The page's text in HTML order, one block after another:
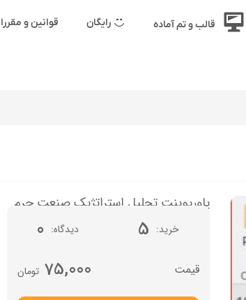
قالب و تم آماده رایگان قوانین و
پاورپوینت تحلیل استراتژیک صنعت چرم
خرید 5 دیدگاه 0
تومان75,000